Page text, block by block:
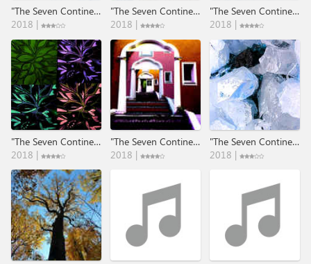
"The Seven Continents" - Part 1: Europa .​.​. Through The Times​.​.​.
2018 |
"The Seven Continents" - Part 2: Afrika .​.​.​Through The Times​.​.​.
2018 |
"The Seven Continents" - Part 3: Suedamerika .​.​. Through The Times​.​.​.
2018 |
"The Seven Continents" - Part 4: Australien .​.​. Through The Times​.​.​.
2018 |
"The Seven Continents" - Part 5: Asien .​.​. Through The Times​.​.​.
2018 |
"The Seven Continents" - Part 6 : Suedpol .​.​. Through The Times​.​.​.
2018 |